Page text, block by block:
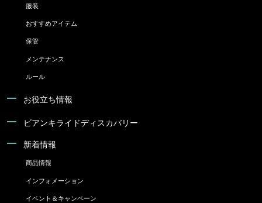
服装
おすすめアイテム
保管
メンテナンス
ルール
お役立ち情報
ビアンキライドディスカバリー
新着情報
商品情報
インフォメーション
イベント＆キャンペーン